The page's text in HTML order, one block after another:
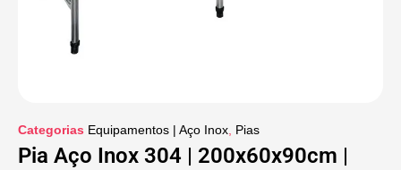
Categorias Equipamentos | Aço Inox Pias
Pia Aço Inox 304 | 200x60x90cm |